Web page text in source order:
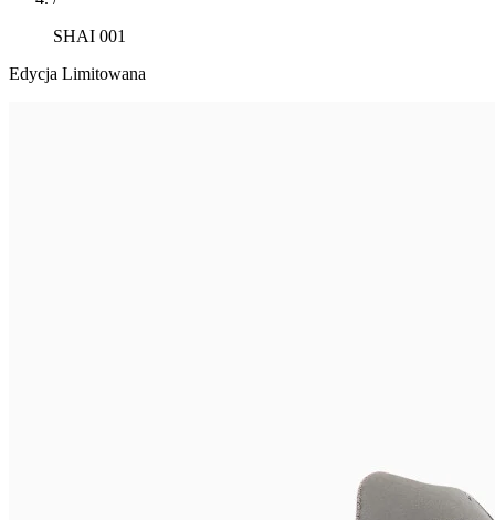
SHAI 001
Edycja Limitowana